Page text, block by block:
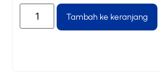
Tambah ke keranjang